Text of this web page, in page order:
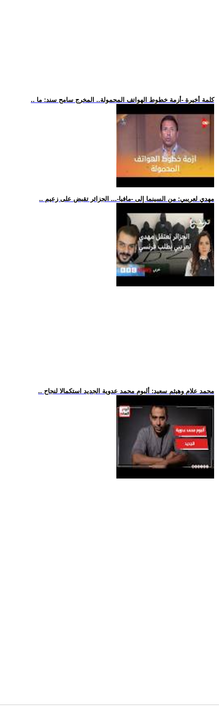
.. كلمة أخيرة -أزمة خطوط الهواتف المحمولة.. المخرج سامح سند: ما
.. مهدي لعريبي: من السينما إلى -مافيا-... الجزائر تقبض على زعيم
.. محمد علام وهيثم سعيد: ألبوم محمد عدوية الجديد استكمالا لنجاح